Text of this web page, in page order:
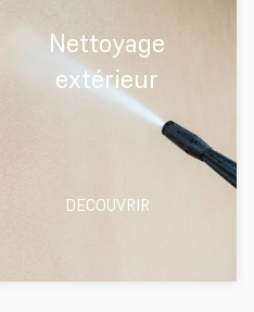
Nettoyage
extérieur
DECOUVRIR